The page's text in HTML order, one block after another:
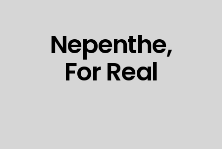
Nepenthe,
For Real